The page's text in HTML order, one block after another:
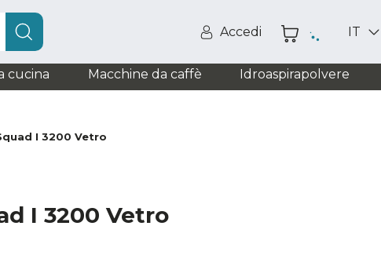
Accedi IT
cucina Macchine da caffè Idroaspirapolvere
I 3200 Vetro
I 3200 Vetro